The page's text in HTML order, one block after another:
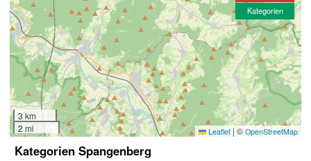
3 km
2 mi
Leaflet | © OpenStreetMap
Kategorien
Kategorien Spangenberg